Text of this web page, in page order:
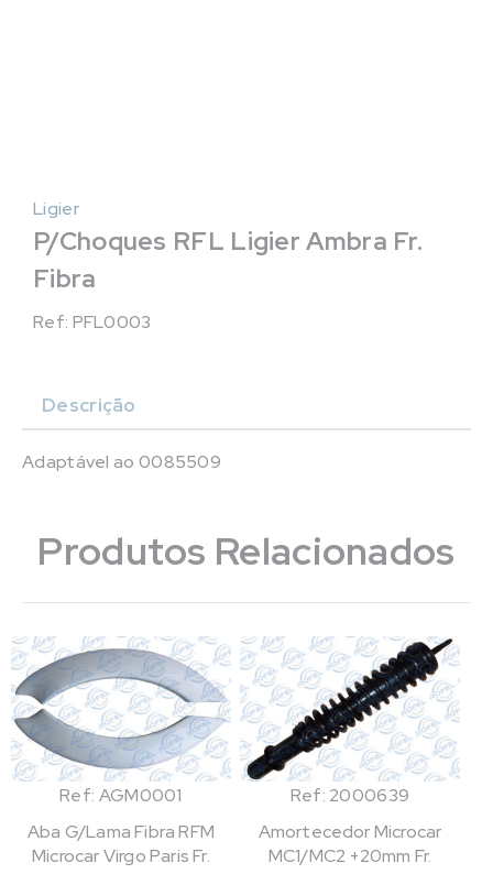
Ligier
P/Choques RFL Ligier Ambra Fr.
Fibra
Ref: PFL0003
Descrição
Adaptável ao 0085509
Produtos Relacionados
Ref: AGM0001
Aba G/Lama Fibra RFM
Microcar Virgo Paris Fr.
Ref: 2000639
Amortecedor Microcar
MC1/MC2 +20mm Fr.